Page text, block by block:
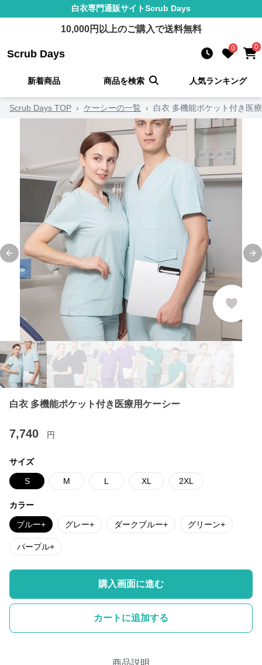
白衣専門通販サイトScrub Days
10,000円以上のご購入で送料無料
Scrub Days 0 0
新着商品 商品を検索 人気ランキング
Scrub Days TOP › ケーシーの一覧 › 白衣 多機能ポケット付き医
Previous slide
白衣 多機能ポケット付き医療用ケーシー
7,740 円
サイズ
S M L XL 2XL
カラー
ブルー+ グレー+ ダークブルー+ グリーン+
パープル+
購入画面に進む
カートに追加する
商品説明